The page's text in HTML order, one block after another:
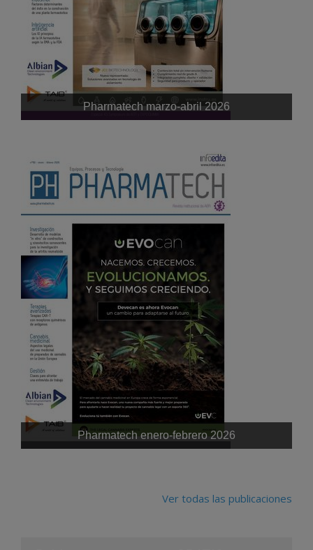
Pharmatech marzo-abril 2026
Pharmatech enero-febrero 2026
Ver todas las publicaciones